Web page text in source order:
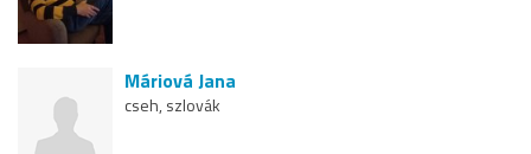
Máriová Jana
cseh, szlovák